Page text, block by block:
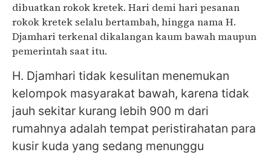
dibuatkan rokok kretek. Hari demi hari pesanan
rokok kretek selalu bertambah, hingga nama H.
Djamhari terkenal dikalangan kaum bawah maupun
pemerintah saat itu.
H. Djamhari tidak kesulitan menemukan
kelompok masyarakat bawah, karena tidak
jauh sekitar kurang lebih 900 m dari
rumahnya adalah tempat peristirahatan para
kusir kuda yang sedang menunggu